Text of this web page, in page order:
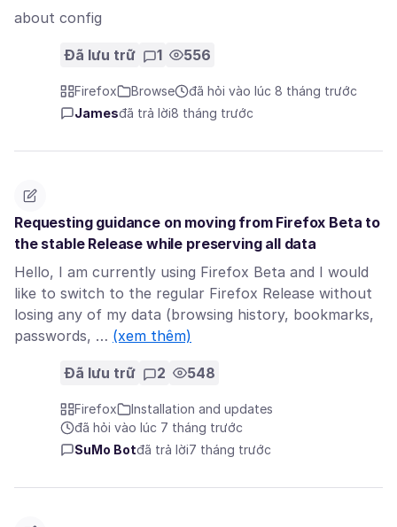
about config
Đã lưu trữ 1 556
Firefox Browse
đã hỏi vào lúc 8 tháng trước
Jamesđã trả lời8 tháng trước
Requesting guidance on moving from Firefox Beta to
the stable Release while preserving all data
Hello, I am currently using Firefox Beta and I would
like to switch to the regular Firefox Release without
losing any of my data (browsing history, bookmarks,
passwords, … (xem thêm)
Đã lưu trữ 2 548
Firefox
Installation and updates
đã hỏi vào lúc 7 tháng trước
SuMo Botđã trả lời7 tháng trước